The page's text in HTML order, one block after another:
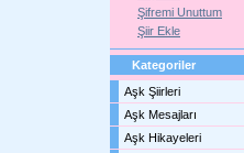
Şifremi Unuttum
Şiir Ekle
Kategoriler
Aşk Şiirleri
Aşk Mesajları
Aşk Hikayeleri